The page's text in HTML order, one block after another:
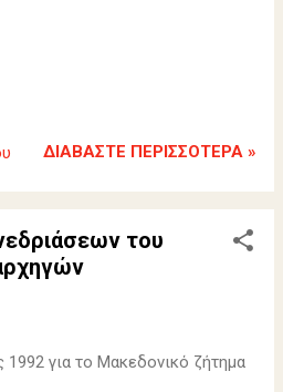
ΔΙΑΒΆΣΤΕ ΠΕΡΙΣΣΌΤΕΡΑ »
του
1992 για το Μακεδονικό ζήτημα